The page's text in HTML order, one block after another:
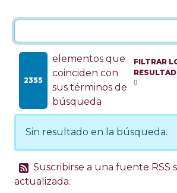
2355
elementos que
coinciden con
sus términos de
búsqueda
FILTRAR
Sin resultado en la búsqueda.
Suscribirse a una fuente RSS
actualizada.